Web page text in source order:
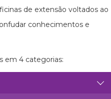
de extensão voltados ao
conhecimentos e
em 4 categorias: